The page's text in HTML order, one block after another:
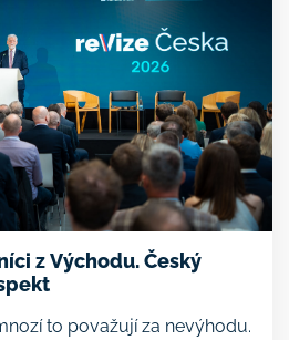
z Východu. Český
to považují za nevýhodu.